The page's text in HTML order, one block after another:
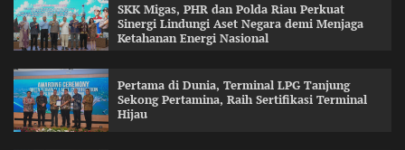
SKK Migas, PHR dan Polda Riau Perkuat
Sinergi Lindungi Aset Negara demi Menjaga
Ketahanan Energi Nasional
Pertama di Dunia, Terminal LPG Tanjung
Sekong Pertamina, Raih Sertifikasi Terminal
Hijau